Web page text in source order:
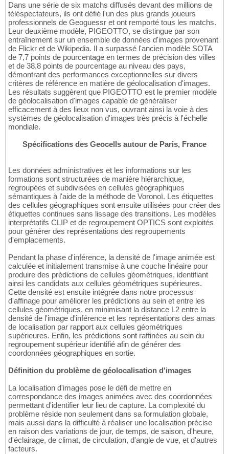
Dans une série de six matchs diffusés devant des millions de
téléspectateurs, ils ont défié l'un des plus grands joueurs
professionnels de Geoguessr et ont remporté tous les matchs.
Leur deuxième modèle, PIGEOTTO, se distingue par son
entraînement sur un ensemble de données d'images provenant
de Flickr et de Wikipedia. Il a surpassé l'ancien modèle SOTA
de 7,7 points de pourcentage en termes de précision des villes
et de 38,8 points de pourcentage au niveau des pays,
démontrant des performances exceptionnelles sur divers
critères de référence en matière de géolocalisation d'images.
Les résultats suggèrent que PIGEOTTO est le premier modèle
de géolocalisation d'images capable de généraliser
efficacement à des lieux non vus, ouvrant ainsi la voie à des
systèmes de géolocalisation d'images très précis à l'échelle
mondiale.
Spécifications des Geocells autour de Paris, France
Les données administratives et les informations sur les
formations sont structurées de manière hiérarchique,
regroupées et subdivisées en cellules géographiques
sémantiques à l'aide de la méthode de Voronoï. Les étiquettes
des cellules géographiques sont ensuite utilisées pour créer des
étiquettes continues sans lissage des transitions. Les modèles
interprétatifs CLIP et de regroupement OPTICS sont exploités
pour générer des représentations des regroupements
d'emplacements.
Pendant la phase d'inférence, la densité de l'image animée est
calculée et initialement transmise à une couche linéaire pour
produire des prédictions de cellules géométriques, identifiant
ainsi les candidats aux cellules géométriques supérieures.
Cette densité est ensuite intégrée dans notre processus
d'affinage pour améliorer les prédictions au sein et entre les
cellules géométriques, en minimisant la distance L2 entre la
densité de l'image d'inférence et les représentations des amas
de localisation par rapport aux cellules géométriques
supérieures. Enfin, les prédictions sont raffinées au sein du
regroupement supérieur identifié afin de générer des
coordonnées géographiques en sortie.
Définition du problème de géolocalisation d'images
La localisation d'images pose le défi de mettre en
correspondance des images animées avec des coordonnées
permettant d'identifier leur lieu de capture. La complexité du
problème réside non seulement dans sa formulation globale,
mais aussi dans la difficulté à réaliser une localisation précise
en raison des variations de jour, de temps, de saison, d'heure,
d'éclairage, de climat, de circulation, d'angle de vue, et d'autres
facteurs.